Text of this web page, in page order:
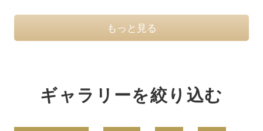
もっと見る
ギャラリーを絞り込む